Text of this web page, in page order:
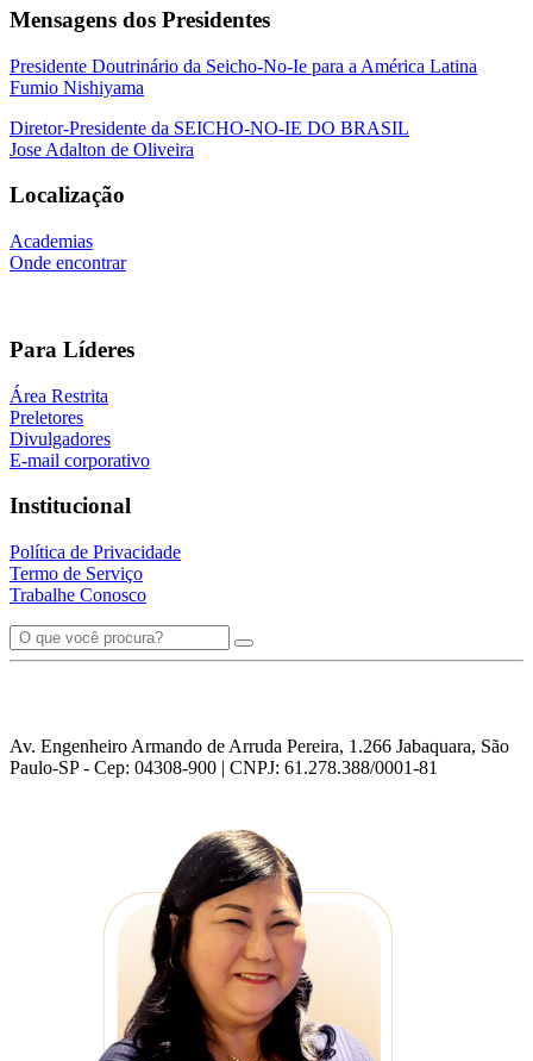
Mensagens dos Presidentes
Presidente Doutrinário da Seicho-No-Ie para a América Latina
Fumio Nishiyama
Diretor-Presidente da SEICHO-NO-IE DO BRASIL
Jose Adalton de Oliveira
Localização
Academias
Onde encontrar
Para Líderes
Área Restrita
Preletores
Divulgadores
E-mail corporativo
Institucional
Política de Privacidade
Termo de Serviço
Trabalhe Conosco
Av. Engenheiro Armando de Arruda Pereira, 1.266 Jabaquara, São
Paulo-SP - Cep: 04308-900 | CNPJ: 61.278.388/0001-81